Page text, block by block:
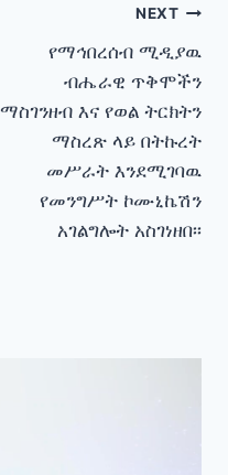
NEXT
የማኅበረሰብ ሚዲያዉ
ብሔራዊ ጥቅሞችን
ማስገንዘብ እና የወል ትርክትን
ማስረጽ ላይ በትኩረት
መሥራት እንደሚገባዉ
የመንግሥት ኮሙኒኬሽን
አገልግሎት አስገነዘበ፡፡